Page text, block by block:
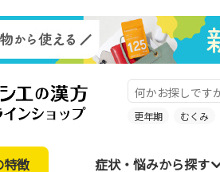
更年期 むくみ
特徴 症状・悩みから探す